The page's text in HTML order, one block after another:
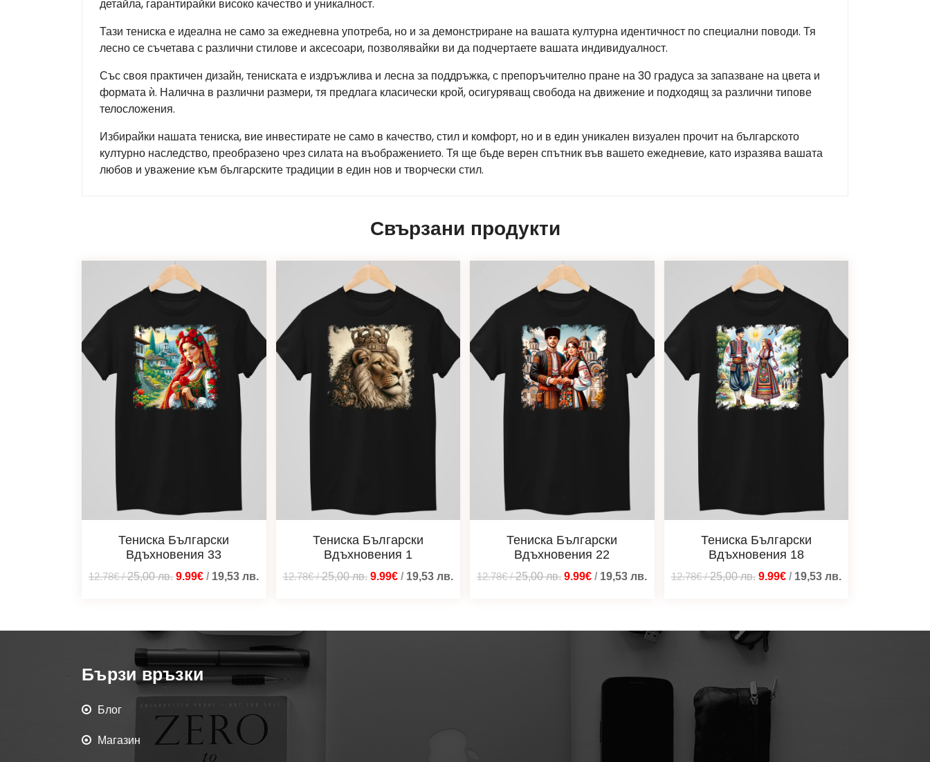
детайла, гарантирайки високо качество и уникалност.
Тази тениска е идеална не само за ежедневна употреба, но и за демонстриране на вашата културна идентичност по специални поводи. Тя
лесно се съчетава с различни стилове и аксесоари, позволявайки ви да подчертаете вашата индивидуалност.
Със своя практичен дизайн, тениската е издръжлива и лесна за поддръжка, с препоръчително пране на 30 градуса за запазване на цвета и
формата ѝ. Налична в различни размери, тя предлага класически крой, осигуряващ свобода на движение и подходящ за различни типове
телосложения.
Избирайки нашата тениска, вие инвестирате не само в качество, стил и комфорт, но и в един уникален визуален прочит на българското
културно наследство, преобразено чрез силата на въображението. Тя ще бъде верен спътник във вашето ежедневие, като изразява вашата
любов и уважение към българските традиции в един нов и творчески стил.
Свързани продукти
Тениска Български
Вдъхновения 33
12.78€/25,00лв. 9.99€ / 19,53лв.
Тениска Български
Вдъхновения 1
12.78€/25,00лв. 9.99€/ 19,53 лв.
Тениска Български
Вдъхновения 22
12.78€/25,00лв. 9.99€ / 19,53лв.
Тениска Български
Вдъхновения 18
12.78€/25,00лв. 9.99€/ 19,53 лв.
Бързи връзки
Блог
Магазин